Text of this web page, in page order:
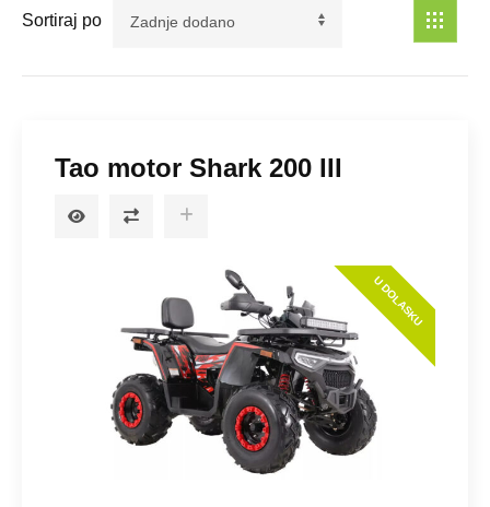
Maksimalna Snaga
Sortiraj po
Tao motor Shark 200 III
U DOLASKU